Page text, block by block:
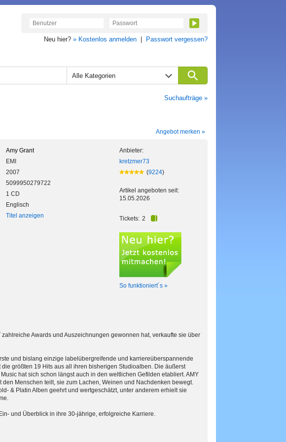
Neu hier? » Kostenlos anmelden Passwort vergessen?
Alle Kategorien
Suchaufträge »
Angebot merken »
Amy Grant
EMI
2007
5099950279722
1 CD
Englisch
Titel anzeigen
Anbieter:
kretzmer73
(9224)
Artikel angeboten seit:
15.05.2026
Tickets: 2
So funktioniert´s »
Awards und Auszeichnungen gewonnen hat, verkaufte sie über
und bislang einzige labelübergreifende und karriereüberspannende
größten 19 Hits aus all ihren bisherigen Studioalben. Die äußerst
hat sich schon längst auch in den weltlichen Gefilden etabliert. AMY
Menschen teilt, sie zum Lachen, Weinen und Nachdenken bewegt.
& Platin Alben geehrt und wertgeschätzt, unter anderem erhielt sie
und Überblick in ihre 30-jährige, erfolgreiche Karriere.